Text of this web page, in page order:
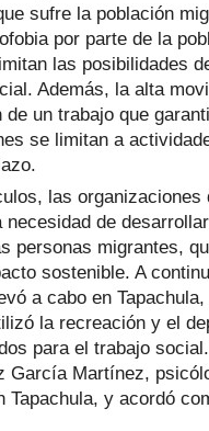
sufre la población
por parte de la
las posibilidades
Además, la alta
de un trabajo que
se limitan a
las
necesidad de
personas migrantes,
sostenible. A
a cabo en
la recreación y el
para el trabajo
García Martínez,
Tapachula, y acordó